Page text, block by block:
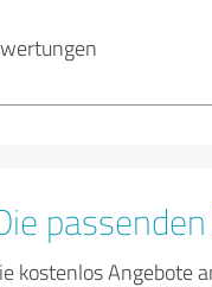
kostenlos Angebote